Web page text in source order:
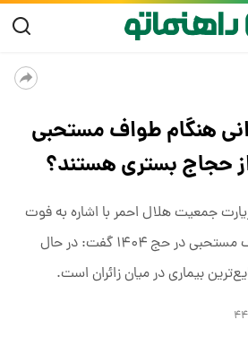
هنگام طواف مستحبی
حجاج بستری هستند؟
جمعیت هلال احمر با اشاره به فوت
یک زائر ایرانی هنگام طواف مستحبی در حج ۱۴۰۴ گفت: در حال
بیماری در میان زائران است.